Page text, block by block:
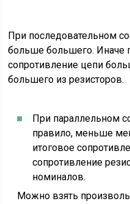
При последовательном
больше большего. Иначе
сопротивление цепи
большего из резисторов.
При параллельном
правило, меньше
итоговое
сопротивление
номиналов.
Можно взять